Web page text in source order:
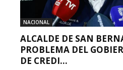
NACIONAL
ALCALDE DE SAN
PROBLEMA DEL
DE CREDI...